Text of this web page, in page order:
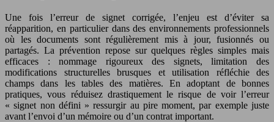
Une fois l’erreur de signet corrigée, l’enjeu est d’éviter sa
réapparition, en particulier dans des environnements professionnels
où les documents sont régulièrement mis à jour, fusionnés ou
partagés. La prévention repose sur quelques règles simples mais
efficaces : nommage rigoureux des signets, limitation des
modifications structurelles brusques et utilisation réfléchie des
champs dans les tables des matières. En adoptant de bonnes
pratiques, vous réduisez drastiquement le risque de voir l’erreur
« signet non défini » ressurgir au pire moment, par exemple juste
avant l’envoi d’un mémoire ou d’un contrat important.